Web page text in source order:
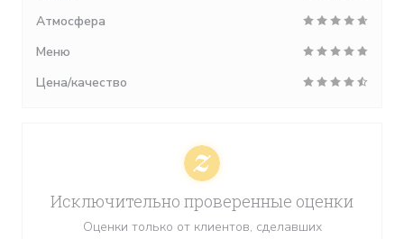
Атмосфера
Меню
Цена/качество
Исключительно проверенные оценки
Оценки только от клиентов, сделавших